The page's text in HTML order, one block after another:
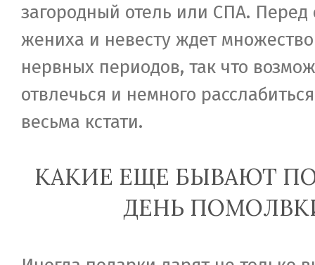
загородный отель или СПА. Перед
жениха и невесту ждет
нервных периодов, так что
отвлечься и немного
весьма кстати.
КАКИЕ ЕЩЕ БЫВАЮТ
ДЕНЬ